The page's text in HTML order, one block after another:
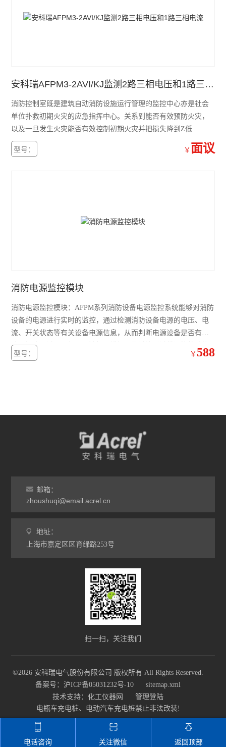
消防电源监控模块
医用隔离电源绝缘监测装置
安科瑞AFPM3-2AVI/KJ监测2路三相电压和1路三相电流
消防控制室既是建筑自动消防设施运行管理的监控中心亦是社会
单位扑救初期火灾的应急指挥中心。关系到能否有效预防火灾，
以及一旦发生火灾能否有效控制初期火灾并把损失降到Z低
型号： ￥ 面议
消防电源监控模块
消防电源监控模块：AFPM系列消防设备电源监控系统能够对消防
设备的电源进行实时的监控，通过检测消防设备电源的电压、电
流、开关状态等有关设备电源信息，从而判断电源设备是否有断
路、短路、过压、欠压、缺相、错相以及过流（过载）等故障信
息并报警、记录的监控系统。此系统具有可靠性、实时性并具有
型号： ￥ 588
邮箱：
zhoushuqi@email.acrel.cn
地址：
上海市嘉定区区育绿路253号
扫一扫，关注我们
©2026 安科瑞电气股份有限公司 版权所有 All Rights Reserved.
备案号：沪ICP备05031232号-10
sitemap.xml
技术支持： 化工仪器网
管理登陆
电瓶车充电桩、电动汽车充电桩禁止非法改装!
电话咨询 关注微信 返回顶部